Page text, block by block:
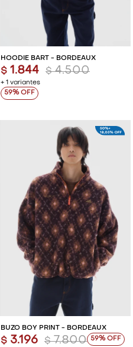
HOODIE BART - BORDEAUX
+ 1 variantes
$ 1.844 $ 4.500
59
BUZO BOY PRINT - BORDEAUX
$ 3.196 $ 7.800 59